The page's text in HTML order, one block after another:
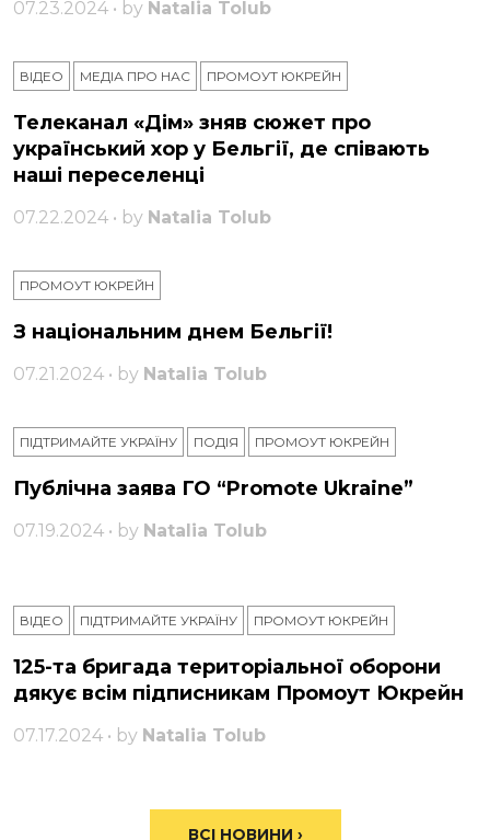
07.23.2024 • by Natalia Tolub
ВІДЕО МЕДІА ПРО НАС ПРОМОУТ ЮКРЕЙН
Телеканал «Дім» зняв сюжет про
український хор у Бельгії, де співають
наші переселенці
07.22.2024 • by Natalia Tolub
ПРОМОУТ ЮКРЕЙН
З національним днем ​​Бельгії!
07.21.2024 • by Natalia Tolub
ПІДТРИМАЙТЕ УКРАЇНУ ПОДІЯ ПРОМОУТ ЮКРЕЙН
Публічна заява ГО “Promote Ukraine”
07.19.2024 • by Natalia Tolub
ВІДЕО ПІДТРИМАЙТЕ УКРАЇНУ ПРОМОУТ ЮКРЕЙН
125-та бригада територіальної оборони
дякує всім підписникам Промоут Юкрейн
07.17.2024 • by Natalia Tolub
ВСІ НОВИНИ ›